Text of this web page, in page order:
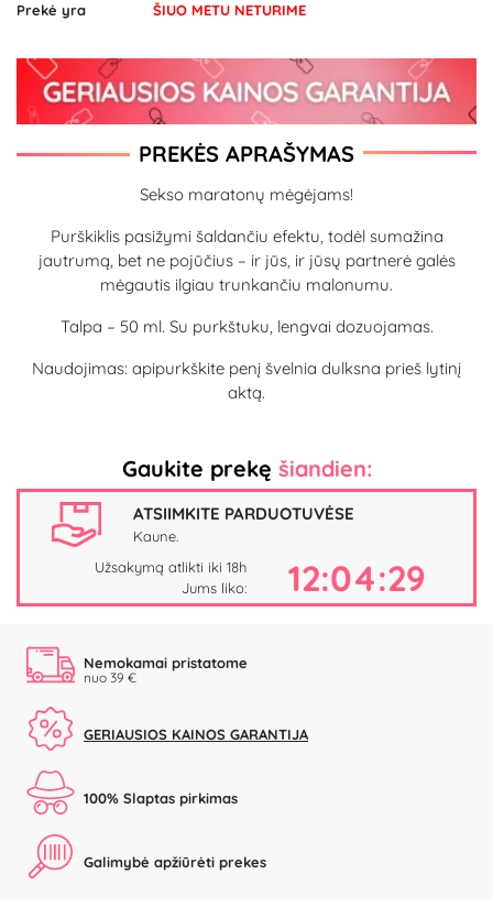
Prekė yra ŠIUO METU NETURIME
PREKĖS APRAŠYMAS
Sekso maratonų mėgėjams!
Purškiklis pasižymi šaldančiu efektu, todėl sumažina
jautrumą, bet ne pojūčius – ir jūs, ir jūsų partnerė galės
mėgautis ilgiau trunkančiu malonumu.
Talpa – 50 ml. Su purkštuku, lengvai dozuojamas.
Naudojimas: apipurkškite penį švelnia dulksna prieš lytinį
aktą.
Gaukite prekę šiandien:
ATSIIMKITE PARDUOTUVĖSE
Kaune.
Užsakymą atlikti iki 18h
Jums liko:
12:04:28
Nemokamai pristatome
nuo 39 €
GERIAUSIOS KAINOS GARANTIJA
100% Slaptas pirkimas
Galimybė apžiūrėti prekes